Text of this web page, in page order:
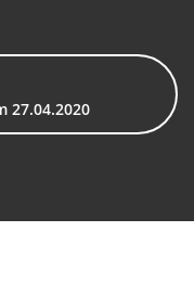
27.04.2020